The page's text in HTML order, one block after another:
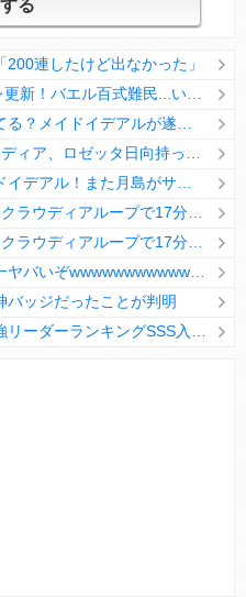
200連したけど出なかった」
バッジだったことが判明